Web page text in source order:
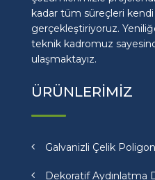
kadar tüm süreçleri
gerçekleştiriyoruz.
teknik kadromuz
ulaşmaktayız.
ÜRÜNLERİMİZ
Galvanizli Çelik
Dekoratif Aydınlatma